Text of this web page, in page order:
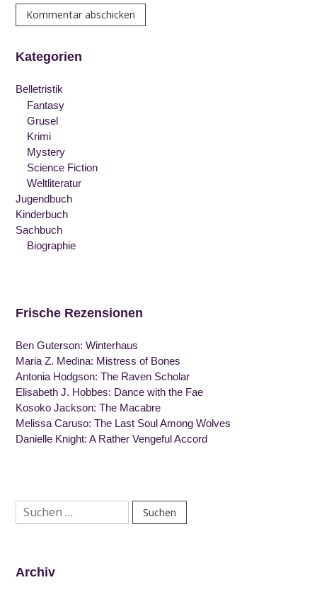
Kategorien
Belletristik
Fantasy
Grusel
Krimi
Mystery
Science Fiction
Weltliteratur
Jugendbuch
Kinderbuch
Sachbuch
Biographie
Frische Rezensionen
Ben Guterson: Winterhaus
Maria Z. Medina: Mistress of Bones
Antonia Hodgson: The Raven Scholar
Elisabeth J. Hobbes: Dance with the Fae
Kosoko Jackson: The Macabre
Melissa Caruso: The Last Soul Among Wolves
Danielle Knight: A Rather Vengeful Accord
Suchen
nach:
Archiv